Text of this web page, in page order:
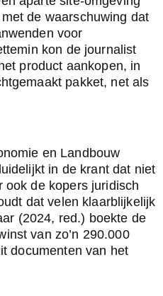
de waarschuwing dat
voor
kon de journalist
product aankopen, in
pakket, net als
en Landbouw
in de krant dat niet
ook de kopers juridisch
dat velen klaarblijkelijk
(2024, red.) boekte de
van zo’n 290.000
documenten van het